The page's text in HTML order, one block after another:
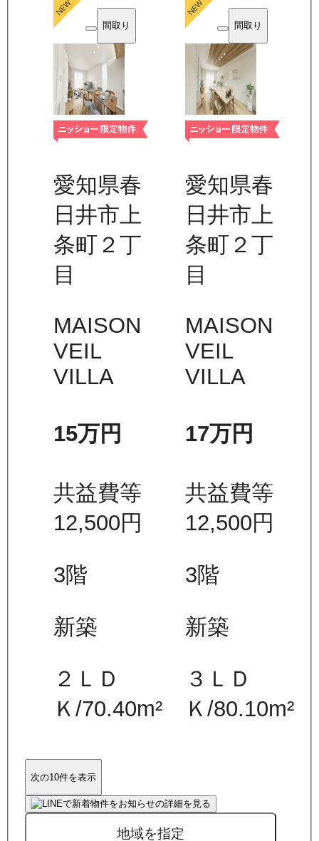
間取り
愛知県春
日井市上
条町２丁
目
MAISON
VEIL
VILLA
15万円
共益費等
12,500円
3階
新築
２ＬＤ
Ｋ/70.40m²
間取り
愛知県春
日井市上
条町２丁
目
MAISON
VEIL
VILLA
17万円
共益費等
12,500円
3階
新築
３ＬＤ
Ｋ /80.10m²
次の10件を表示
地域を指定